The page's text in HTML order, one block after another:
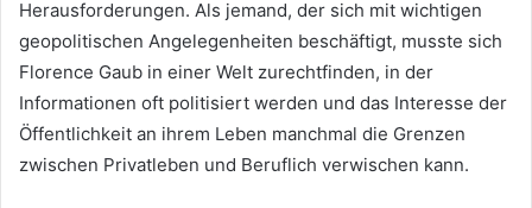
Herausforderungen. Als jemand, der sich mit wichtigen
geopolitischen Angelegenheiten beschäftigt, musste sich
Florence Gaub in einer Welt zurechtfinden, in der
Informationen oft politisiert werden und das Interesse der
Öffentlichkeit an ihrem Leben manchmal die Grenzen
zwischen Privatleben und Beruflich verwischen kann.